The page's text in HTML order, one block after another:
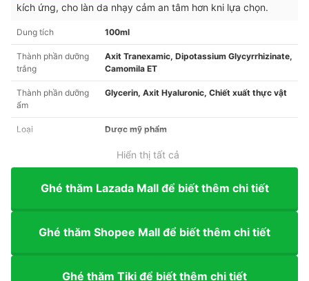
kích ứng, cho làn da nhạy cảm an tâm hơn kni lựa chọn.
Dung tích 100ml
Thành phần dưỡng
trắng
Axit Tranexamic, Dipotassium Glycyrrhizinate,
Camomila ET
Thành phần dưỡng
ẩm
Glycerin, Axit Hyaluronic, Chiết xuất thực vật
Loại Dược mỹ phẩm
Hiển thị tất cả
Ghé thăm Lazada Mall để biết thêm chi tiết
Ghé thăm Shopee Mall để biết thêm chi tiết
Ghé thăm Tiki để biết thêm chi tiết